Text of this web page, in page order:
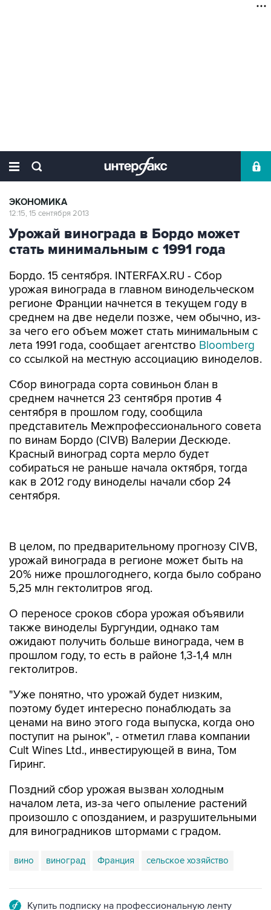
ЭКОНОМИКА
12:15, 15 сентября 2013
Урожай винограда в Бордо может
стать минимальным с 1991 года
Бордо. 15 сентября. INTERFAX.RU - Сбор
урожая винограда в главном винодельческом
регионе Франции начнется в текущем году в
среднем на две недели позже, чем обычно, из-
за чего его объем может стать минимальным с
лета 1991 года, сообщает агентство Bloomberg
со ссылкой на местную ассоциацию виноделов.
Сбор винограда сорта совиньон блан в
среднем начнется 23 сентября против 4
сентября в прошлом году, сообщила
представитель Межпрофессионального совета
по винам Бордо (CIVB) Валерии Дескюде.
Красный виноград сорта мерло будет
собираться не раньше начала октября, тогда
как в 2012 году виноделы начали сбор 24
сентября.
20% ниже прошлогоднего, когда было собрано
5,25 млн гектолитров ягод.
О переносе сроков сбора урожая объявили
ожидают получить больше винограда, чем в
прошлом году, то есть в районе 1,3-1,4 млн
гектолитров.
"Уже понятно, что урожай будет низким,
ценами на вино этого года выпуска, когда оно
поступит на рынок", - отметил глава компании
Cult Wines Ltd., инвестирующей в вина, Том
Гиринг.
Поздний сбор урожая вызван холодным
произошло с опозданием, и разрушительными
для виноградников штормами с градом.
вино виноград Франция сельское хозяйство
Подписаться на рассылку главных новостей сайта